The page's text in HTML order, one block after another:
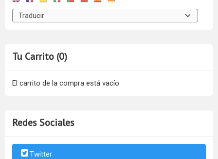
Tu Carrito (0)
El carrito de la compra está vacío
Redes Sociales
Twitter